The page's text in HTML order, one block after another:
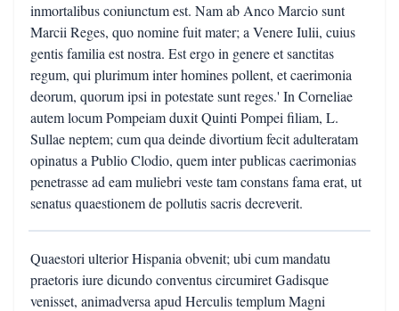
inmortalibus coniunctum est. Nam ab Anco Marcio sunt
Marcii Reges, quo nomine fuit mater; a Venere Iulii, cuius
gentis familia est nostra. Est ergo in genere et sanctitas
regum, qui plurimum inter homines pollent, et caerimonia
deorum, quorum ipsi in potestate sunt reges.' In Corneliae
autem locum Pompeiam duxit Quinti Pompei filiam, L.
Sullae neptem; cum qua deinde divortium fecit adulteratam
opinatus a Publio Clodio, quem inter publicas caerimonias
penetrasse ad eam muliebri veste tam constans fama erat, ut
senatus quaestionem de pollutis sacris decreverit.
Quaestori ulterior Hispania obvenit; ubi cum mandatu
praetoris iure dicundo conventus circumiret Gadisque
venisset, animadversa apud Herculis templum Magni